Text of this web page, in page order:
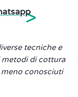
>
tecniche e
metodi di cottura
conosciuti